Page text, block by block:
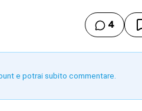
4
e potrai subito commentare.